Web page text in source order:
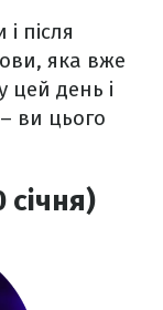
після
яка вже
цей день і
ви цього
січня)